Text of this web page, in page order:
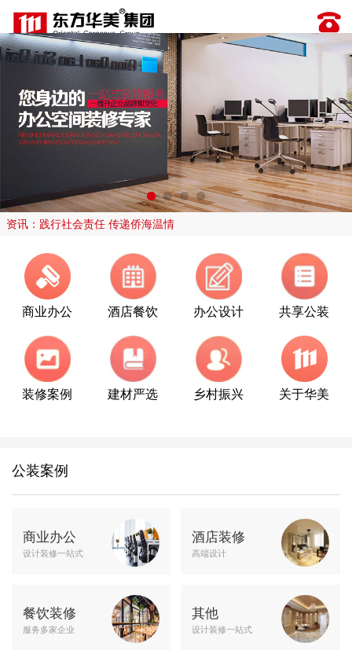
资讯：践行社会责任 传递侨海温情
商业办公 酒店餐饮 办公设计 共享公装
装修案例 建材严选 乡村振兴 关于华美
公装案例
商业办公
设计装修一站式
酒店装修
高端设计
餐饮装修
服务多家企业
其他
设计装修一站式